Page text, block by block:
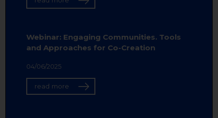
Webinar: Engaging Communities. Tools
and Approaches for Co-Creation
04/06/2025
read more